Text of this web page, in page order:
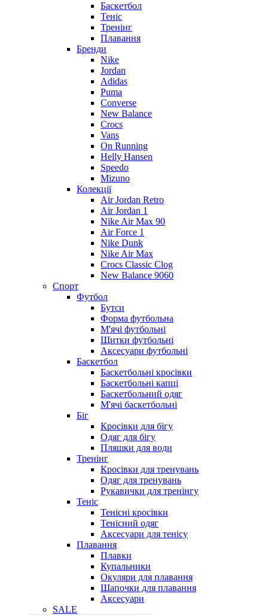
Баскетбол
Теніс
Тренінг
Плавання
Бренди
Nike
Jordan
Adidas
Puma
Converse
New Balance
Crocs
Vans
On Running
Helly Hansen
Speedo
Mizuno
Колекції
Air Jordan Retro
Air Jordan 1
Nike Air Max 90
Air Force 1
Nike Dunk
Nike Air Max
Crocs Classic Clog
New Balance 9060
Спорт
Футбол
Бутси
Форма футбольна
М'ячі футбольні
Щитки футбольні
Аксесуари футбольні
Баскетбол
Баскетбольні кросівки
Баскетбольні капці
Баскетбольний одяг
М'ячі баскетбольні
Біг
Кросівки для бігу
Одяг для бігу
Пляшки для води
Тренінг
Кросівки для тренувань
Одяг для тренувань
Рукавички для тренінгу
Теніс
Тенісні кросівки
Тенісний одяг
Аксесуари для тенісу
Плавання
Плавки
Купальники
Окуляри для плавання
Шапочки для плавання
Аксесуари
SALE